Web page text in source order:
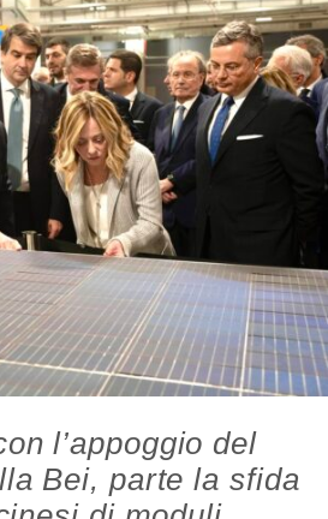
l’appoggio del
Bei, parte la sfida